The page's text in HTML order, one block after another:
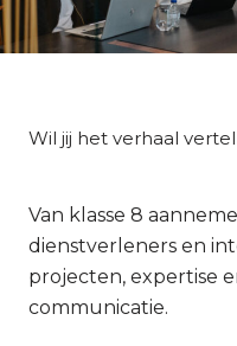
Wil jij het verhaal
Van klasse 8
dienstverleners en
projecten, expertise
communicatie.